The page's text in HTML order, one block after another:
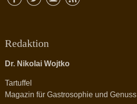
Redaktion
Dr. Nikolai Wojtko
Tartuffel
Magazin für Gastrosophie und Genuss